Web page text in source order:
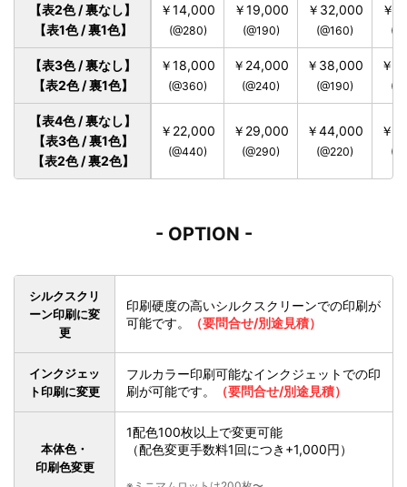
【表2色 / 裏なし】
【表1色 / 裏1色】
￥14,000
(@280)
￥19,000
(@190)
￥32,000
(@160)
￥
【表3色 / 裏なし】
【表2色 / 裏1色】
￥18,000
(@360)
￥24,000
(@240)
￥38,000
(@190)
￥
【表4色 / 裏なし】
【表3色 / 裏1色】
【表2色 / 裏2色】
￥22,000
(@440)
￥29,000
(@290)
￥44,000
(@220)
￥
- OPTION -
シルクスクリ
ーン印刷に変
更
印刷硬度の高いシルクスクリーンでの印刷が
可能です。
（要問合せ/別途見積）
インクジェッ
ト印刷に変更
フルカラー印刷可能なインクジェットでの印
刷が可能です。
（要問合せ/別途見積）
本体色・
印刷色変更
1配色100枚以上で変更可能
（配色変更手数料1回につき+1,000円）